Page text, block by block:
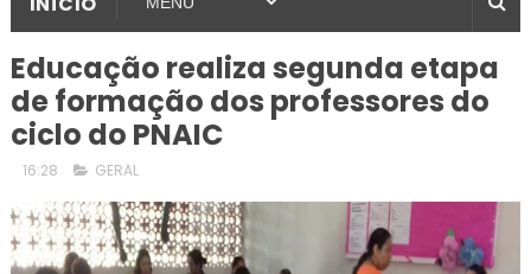
Educação realiza segunda etapa
de formação dos professores do
ciclo do PNAIC
16:28 GERAL